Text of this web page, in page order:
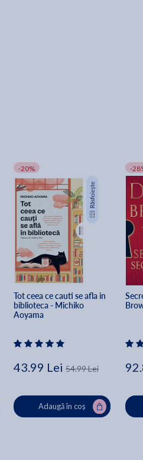
-20%
Tot ceea ce cauti se afla in
biblioteca - Michiko
Aoyama
43.99 Lei 54.99 Lei
Adaugă în coș
-